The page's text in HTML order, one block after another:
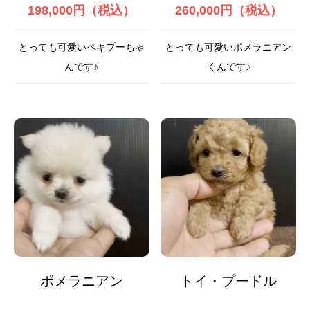
198,000円（税込）
とっても可愛いペキプーちゃ
んです♪
260,000円（税込）
とっても可愛いポメラニアン
くんです♪
ポメラニアン トイ・プードル